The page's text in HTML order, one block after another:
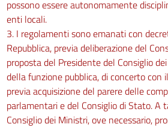
possono essere autonomamente
enti locali.
3. I regolamenti sono emanati con
Repubblica, previa deliberazione del
proposta del Presidente del Consiglio
della funzione pubblica, di concerto
previa acquisizione del parere delle
parlamentari e del Consiglio di Stato. A
Consiglio dei Ministri, ove necessario,